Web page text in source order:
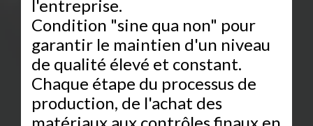
l'entreprise.
Condition "sine qua non" pour
garantir le maintien d'un niveau
de qualité élevé et constant.
Chaque étape du processus de
production, de l'achat des
matériaux aux contrôles finaux en